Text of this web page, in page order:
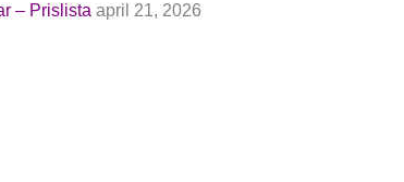
– Prislista april 21, 2026